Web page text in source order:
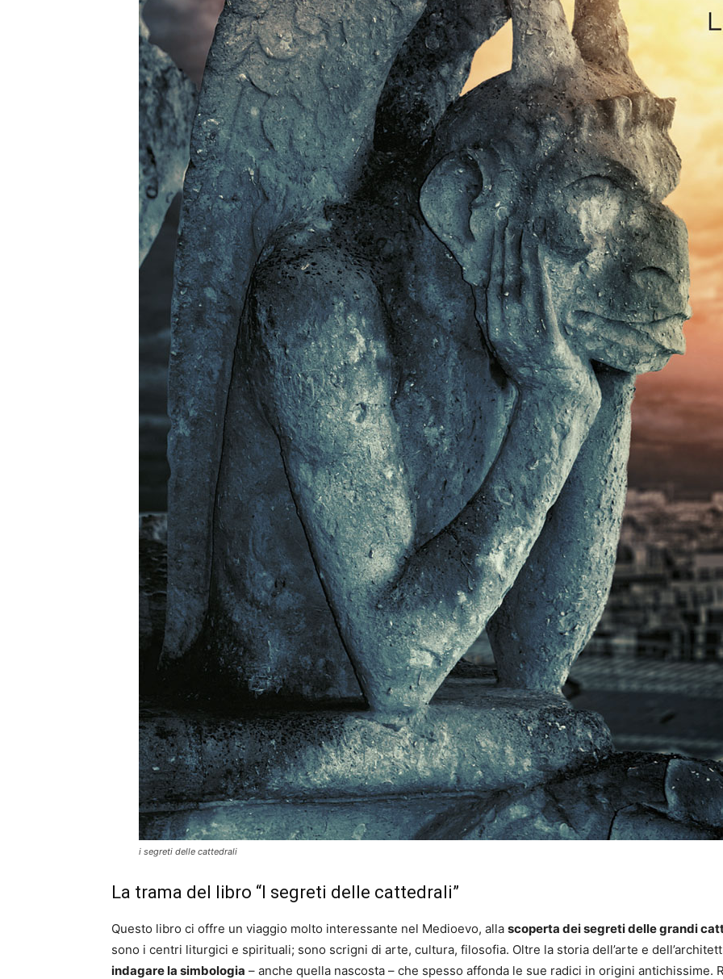
i segreti delle cattedrali
La trama del libro “I segreti delle cattedrali”
Questo libro ci offre un viaggio molto interessante nel Medioevo, alla scoperta dei segreti delle grandi
sono i centri liturgici e spirituali; sono scrigni di arte, cultura, filosofia. Oltre la storia dell’arte e
indagare la simbologia – anche quella nascosta – che spesso affonda le sue radici in origini